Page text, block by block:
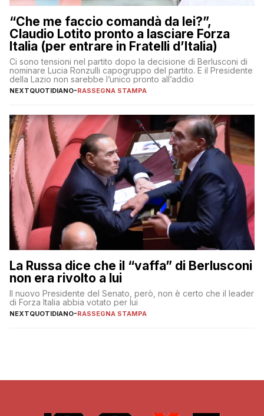
“Che me faccio comandà da lei?”,
Claudio Lotito pronto a lasciare Forza
Italia (per entrare in Fratelli d’Italia)
Ci sono tensioni nel partito dopo la decisione di Berlusconi di
nominare Lucia Ronzulli capogruppo del partito. E il Presidente
della Lazio non sarebbe l’unico pronto all’addio
NEXTQUOTIDIANO-RASSEGNA STAMPA
La Russa dice che il “vaffa” di Berlusconi
non era rivolto a lui
Il nuovo Presidente del Senato, però, non è certo che il leader
di Forza Italia abbia votato per lui
NEXTQUOTIDIANO-RASSEGNA STAMPA